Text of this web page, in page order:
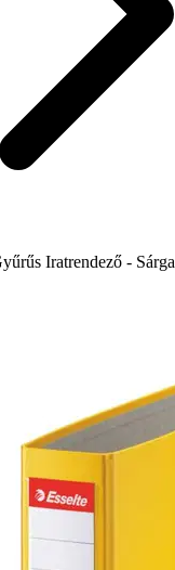
Iratrendező - Sárga